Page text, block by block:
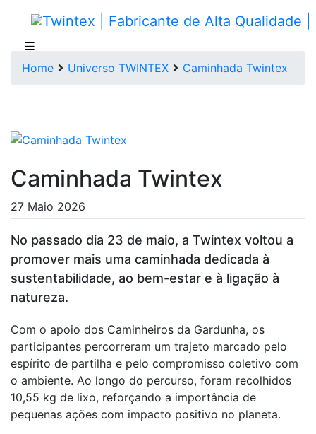
Home Universo TWINTEX Caminhada Twintex
Caminhada Twintex
27 Maio 2026
No passado dia 23 de maio, a Twintex voltou a
promover mais uma caminhada dedicada à
sustentabilidade, ao bem-estar e à ligação à
natureza.
Com o apoio dos Caminheiros da Gardunha, os
participantes percorreram um trajeto marcado pelo
espírito de partilha e pelo compromisso coletivo com
o ambiente. Ao longo do percurso, foram recolhidos
10,55 kg de lixo, reforçando a importância de
pequenas ações com impacto positivo no planeta.